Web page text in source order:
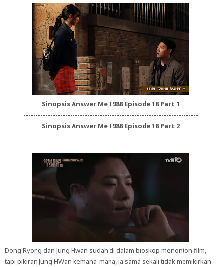
Sinopsis Answer Me 1988 Episode 18 Part 1
-----------------------------------------------------------------------
Sinopsis Answer Me 1988 Episode 18 Part 2
Dong Ryong dan Jung Hwan sudah di dalam bioskop menonton film,
tapi pikiran Jung HWan kemana-mana, ia sama sekali tidak memikirkan